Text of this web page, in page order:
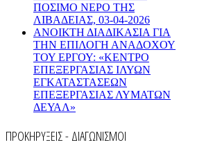
ΠΟΣΙΜΟ ΝΕΡΟ ΤΗΣ
ΛΙΒΑΔΕΙΑΣ, 03-04-2026
AΝΟΙΚΤΗ ΔΙΑΔΙΚΑΣΙΑ ΓΙΑ
ΤΗΝ ΕΠΙΛΟΓΗ ΑΝΑΔΟΧΟΥ
ΤΟΥ ΕΡΓΟΥ: «ΚΕΝΤΡΟ
ΕΠΕΞΕΡΓΑΣΙΑΣ ΙΛΥΩΝ
ΕΓΚΑΤΑΣΤΑΣΕΩΝ
ΕΠΕΞΕΡΓΑΣΙΑΣ ΛΥΜΑΤΩΝ
ΔΕΥΑΛ»
ΠΡΟΚΗΡΥΞΕΙΣ - ΔΙΑΓΩΝΙΣΜΟΙ